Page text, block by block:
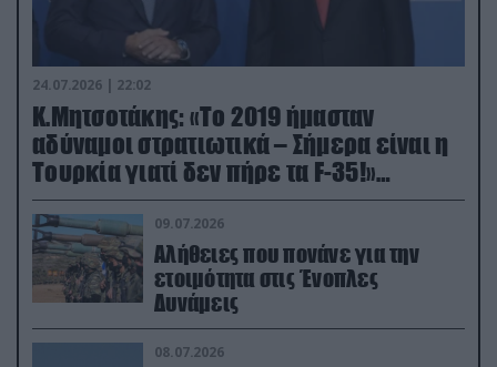
24.07.2026 | 22:02
Κ.Μητσοτάκης: «Το 2019 ήμασταν
αδύναμοι στρατιωτικά – Σήμερα είναι η
Τουρκία γιατί δεν πήρε τα F-35!»
(βίντεο)
09.07.2026
Αλήθειες που πονάνε για την
ετοιμότητα στις Ένοπλες
Δυνάμεις
08.07.2026